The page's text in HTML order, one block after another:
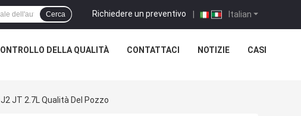
Italian
Richiedere un preventivo |
Cerca
DELLA QUALITÀ CONTATTACI NOTIZIE CASI
JT 2.7L Qualità Del Pozzo